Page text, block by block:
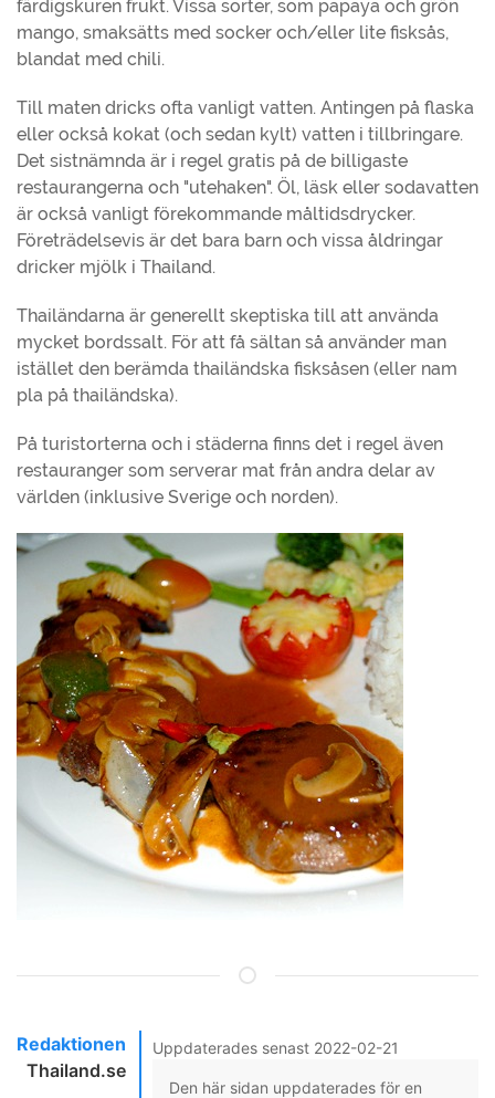
färdigskuren frukt. Vissa sorter, som papaya och grön
mango, smaksätts med socker och/eller lite fisksås,
blandat med chili.
Till maten dricks ofta vanligt vatten. Antingen på flaska
eller också kokat (och sedan kylt) vatten i tillbringare.
Det sistnämnda är i regel gratis på de billigaste
restaurangerna och "utehaken". Öl, läsk eller sodavatten
är också vanligt förekommande måltidsdrycker.
Företrädelsevis är det bara barn och vissa åldringar
dricker mjölk i Thailand.
Thailändarna är generellt skeptiska till att använda
mycket bordssalt. För att få sältan så använder man
istället den berämda thailändska fisksåsen (eller nam
pla på thailändska).
På turistorterna och i städerna finns det i regel även
restauranger som serverar mat från andra delar av
världen (inklusive Sverige och norden).
Redaktionen
Thailand.se
Uppdaterades senast 2022-02-21
Den här sidan uppdaterades för en